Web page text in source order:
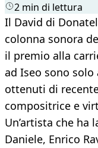
2 min di lettura
Il David di
colonna sonora
il premio alla
ad Iseo sono
ottenuti di
compositrice e
Un’artista che ha
Daniele, Enrico